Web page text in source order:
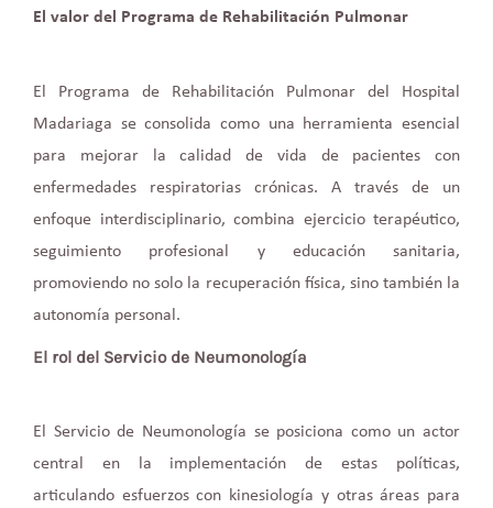
El valor del Programa de Rehabilitación Pulmonar
El Programa de Rehabilitación Pulmonar del Hospital
Madariaga se consolida como una herramienta esencial
para mejorar la calidad de vida de pacientes con
enfermedades respiratorias crónicas. A través de un
enfoque interdisciplinario, combina ejercicio terapéutico,
seguimiento profesional y educación sanitaria,
promoviendo no solo la recuperación física, sino también la
autonomía personal.
El rol del Servicio de Neumonología
El Servicio de Neumonología se posiciona como un actor
central en la implementación de estas políticas,
articulando esfuerzos con kinesiología y otras áreas para